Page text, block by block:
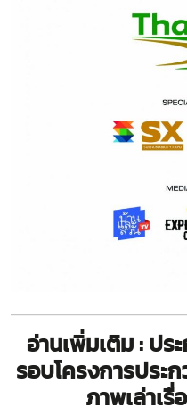
อ่านเพิ่มเติม : ปร
รอบโครงการประ
ภาพเล่าเรื่